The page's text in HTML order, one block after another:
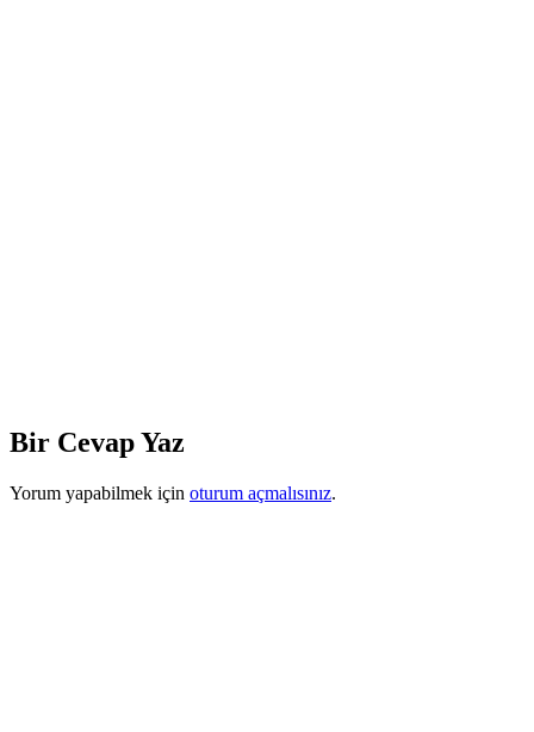
Bir Cevap Yaz
Yorum yapabilmek için oturum açmalısınız.